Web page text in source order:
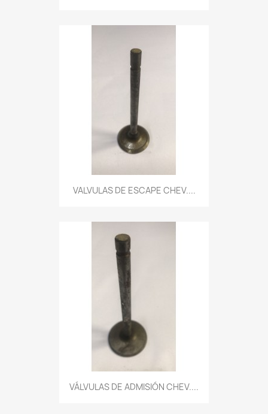
VALVULAS DE ESCAPE CHEV....
VÁLVULAS DE ADMISIÓN CHEV....